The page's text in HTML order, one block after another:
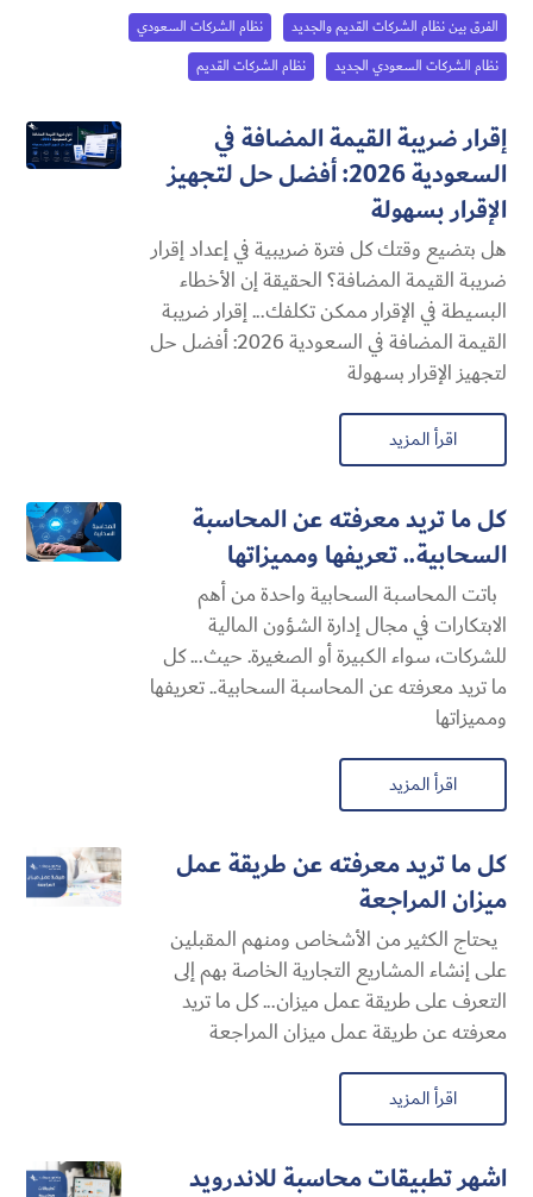
الفرق بين نظام الشركات القديم والجديد
نظام الشركات السعودي
نظام الشركات السعودي الجديد
نظام الشركات القديم
إقرار ضريبة القيمة المضافة في
السعودية 2026: أفضل حل لتجهيز
الإقرار بسهولة
هل بتضيع وقتك كل فترة ضريبية في إعداد إقرار
ضريبة القيمة المضافة؟ الحقيقة إن الأخطاء
البسيطة في الإقرار ممكن تكلفك... إقرار ضريبة
القيمة المضافة في السعودية 2026: أفضل حل
لتجهيز الإقرار بسهولة
اقرأ المزيد
كل ما تريد معرفته عن المحاسبة
السحابية​.. تعريفها ومميزاتها
باتت المحاسبة السحابية​ واحدة من أهم
الابتكارات في مجال إدارة الشؤون المالية
للشركات، سواء الكبيرة أو الصغيرة. حيث... كل
ما تريد معرفته عن المحاسبة السحابية​.. تعريفها
ومميزاتها
اقرأ المزيد
كل ما تريد معرفته عن طريقة عمل
ميزان المراجعة
يحتاج الكثير من الأشخاص ومنهم المقبلين
على إنشاء المشاريع التجارية الخاصة بهم إلى
التعرف على طريقة عمل ميزان... كل ما تريد
معرفته عن طريقة عمل ميزان المراجعة
اقرأ المزيد
اشهر تطبيقات محاسبة للاندرويد